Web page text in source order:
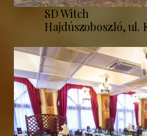
SD Witch
Hajdúszoboszló, ul.